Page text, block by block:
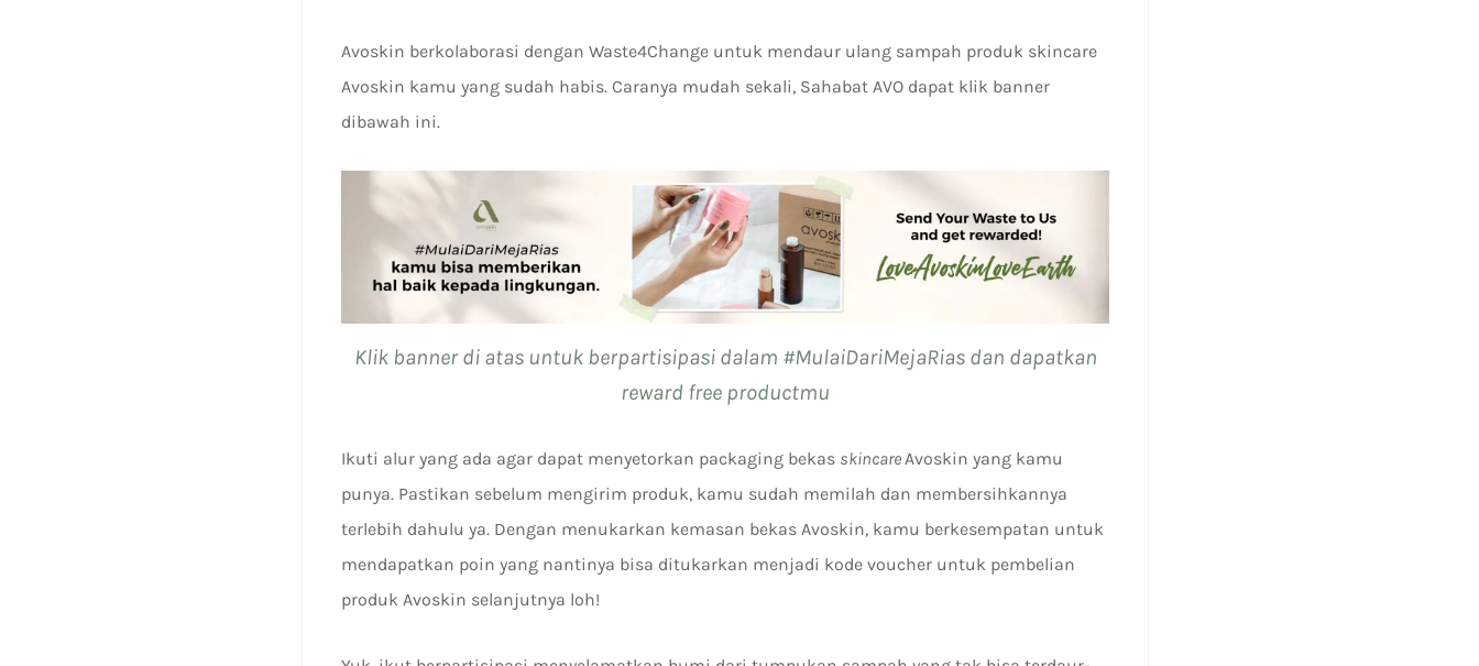
Avoskin berkolaborasi dengan Waste4Change untuk mendaur ulang sampah produk skincare
Avoskin kamu yang sudah habis. Caranya mudah sekali, Sahabat AVO dapat klik banner
dibawah ini.
Klik banner di atas untuk berpartisipasi dalam #MulaiDariMejaRias dan dapatkan
reward free productmu
Ikuti alur yang ada agar dapat menyetorkan packaging bekas skincare Avoskin yang kamu
punya. Pastikan sebelum mengirim produk, kamu sudah memilah dan membersihkannya
terlebih dahulu ya. Dengan menukarkan kemasan bekas Avoskin, kamu berkesempatan untuk
mendapatkan poin yang nantinya bisa ditukarkan menjadi kode voucher untuk pembelian
produk Avoskin selanjutnya loh!